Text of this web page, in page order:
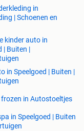
in
| Schoenen en
kinder auto in
| Buiten |
in Speelgoed | Buiten |
in Autostoeltjes
in Speelgoed | Buiten